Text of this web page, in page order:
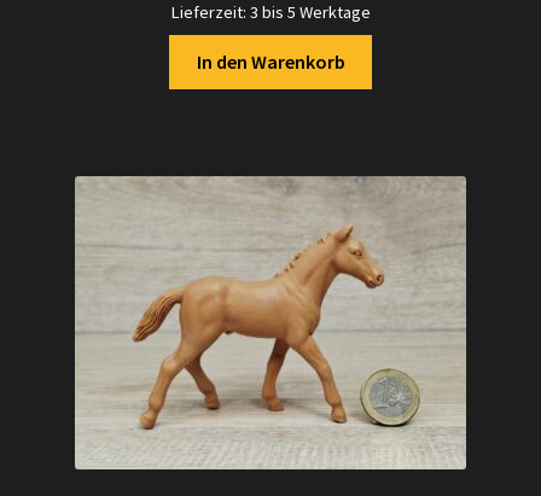
Lieferzeit: 3 bis 5 Werktage
In den Warenkorb